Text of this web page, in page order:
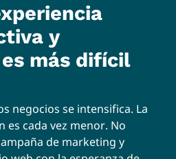
y
más difícil
negocios se intensifica. La
es cada vez menor. No
de marketing y